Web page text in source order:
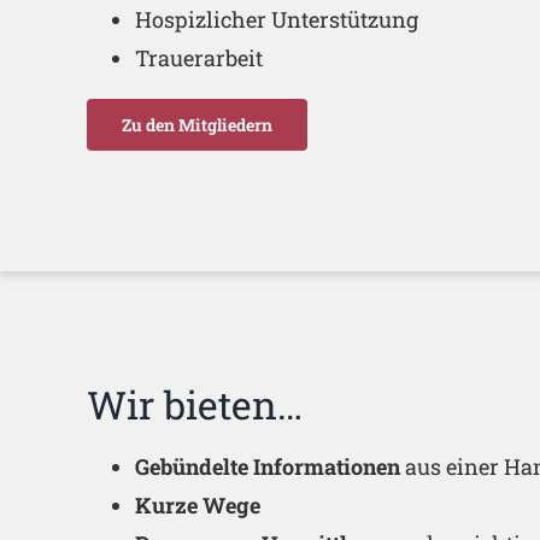
Hospizlicher Unterstützung
Trauerarbeit
Zu den Mitgliedern
Wir bieten…
Gebündelte Informationenaus einer
Kurze Wege